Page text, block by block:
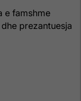
e famshme
prezantuesja